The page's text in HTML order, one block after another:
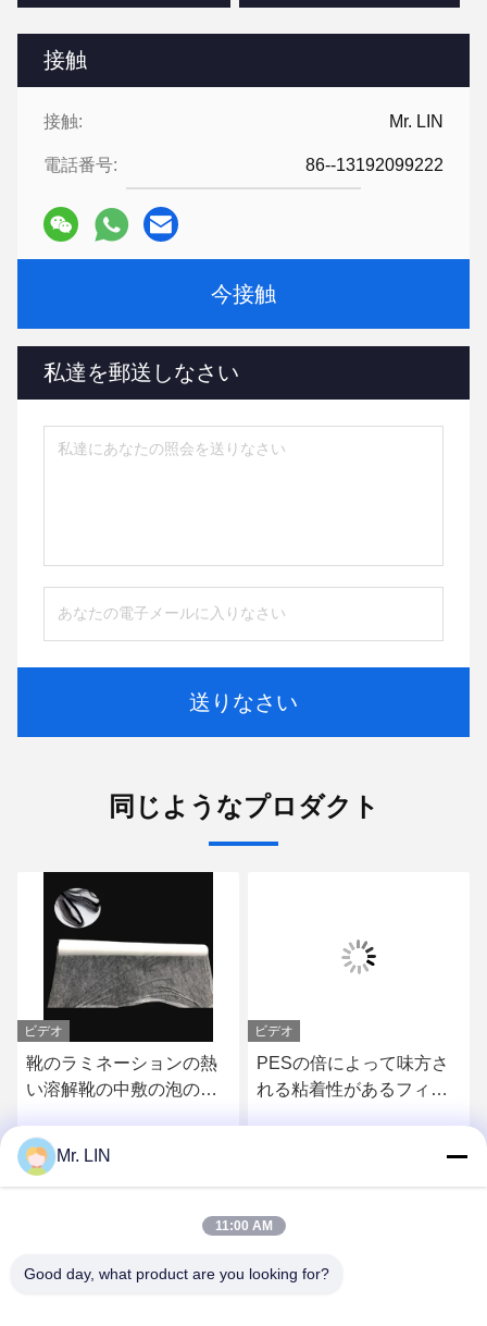
接触
接触: Mr. LIN
電話番号: 86--13192099222
今接触
私達を郵送しなさい
送りなさい
同じようなプロダクト
ビデオ
靴のラミネーションの熱
い溶解靴の中敷の泡のた
100gram OEM/ODM
最もよい価格を得なさ
ビデオ
PESの倍によって味方さ
れる粘着性があるフィル
Mr. LIN
11:00 AM
Good day, what product are you looking for?